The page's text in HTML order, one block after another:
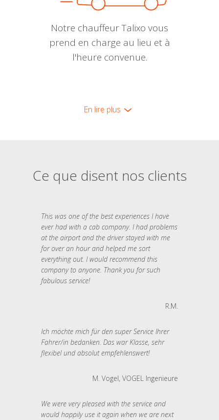
Notre chauffeur Talixo vous
prend en charge au lieu et à
l'heure convenue.
En lire plus
Ce que disent nos clients
This was one of the best experiences I have
ever had with a cab company. I had problems
at the airport and the driver stayed with me
for over an hour and helped me sort
everything out. I would recommend this
company to anyone. Thank you for such
fabulous service!
R.M.
Ich möchte mich für den super Service Ihrer
Fahrer/in bedanken. Das war Klasse, sehr
flexibel und absolut empfehlenswert!
M. Vogel, VOGEL Ingenieure
We were very pleased with the service and
would happily use it again when we are next